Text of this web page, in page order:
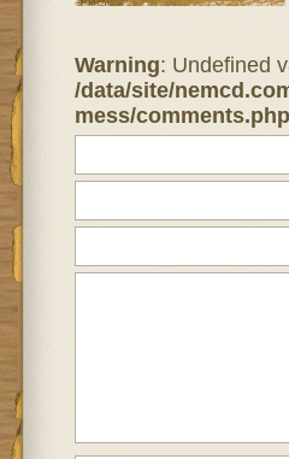
Warning: Undefined
/data/site/
mess/comments.php